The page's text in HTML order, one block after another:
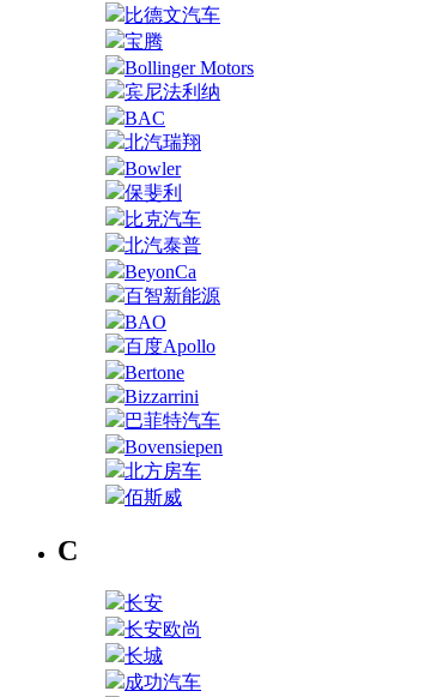
比德文汽车
宝腾
Bollinger Motors
宾尼法利纳
BAC
北汽瑞翔
Bowler
保斐利
比克汽车
北汽泰普
BeyonCa
百智新能源
BAO
百度Apollo
Bertone
Bizzarrini
巴菲特汽车
Bovensiepen
北方房车
佰斯威
C
长安
长安欧尚
长城
成功汽车